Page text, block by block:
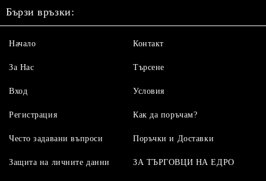
Бързи връзки:
Начало
За Нас
Вход
Регистрация
Контакт
Търсене
Условия
Как да поръчам?
Често задавани въпроси
Защита на личните данни
Поръчки и Доставки
ЗА ТЪРГОВЦИ НА ЕДРО